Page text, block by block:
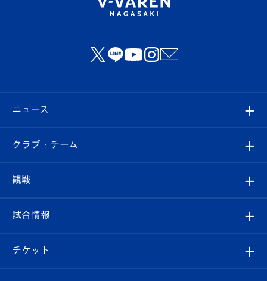
ニュース
すべて
クラブ
試合情報
クラブ・チーム
クラブ概要
エンブレム紹介
観戦
観戦ルール
はじめての観戦ガイド
試合情報
試合日程/結果
チケット